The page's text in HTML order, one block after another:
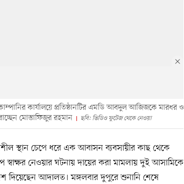
কার্যালয়ে প্রতিষ্ঠানটির এমডি আবদুল আজিজকে মারধর ও
মোস্তাফিজুর রহমান
ছবি: ভিডিও ফুটেজ থেকে নেওয়া
স্থান চেপে ধরে এক আবাসন ব্যবসায়ীর কাছ থেকে
নেওয়ার ঘটনায় দায়ের করা মামলায় দুই আসামিকে
দিয়েছেন আদালত। মঙ্গলবার দুপুরে শুনানি শেষে